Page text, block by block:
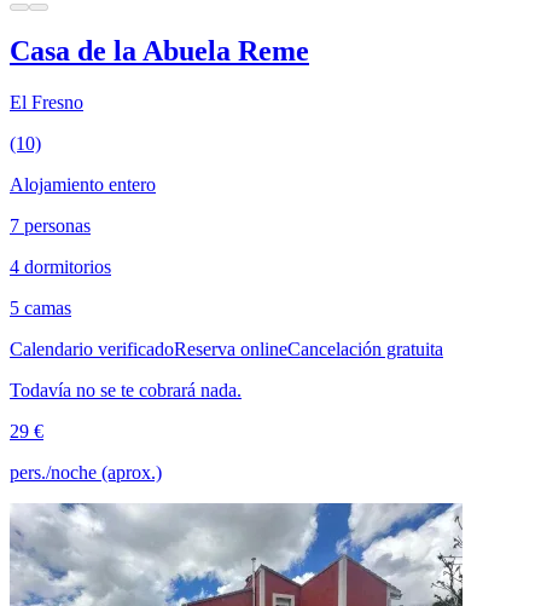
Casa de la Abuela Reme
El Fresno
(10)
Alojamiento entero
7 personas
4 dormitorios
5 camas
Calendario verificadoReserva onlineCancelación gratuita
Todavía no se te cobrará nada.
29 €
pers./noche (aprox.)